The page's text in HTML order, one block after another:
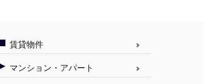
賃貸物件
マンション・アパート